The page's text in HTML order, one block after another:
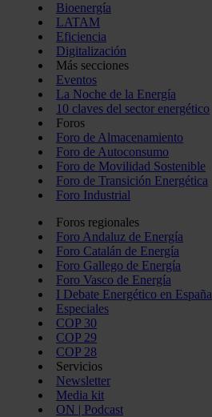
Bioenergía
LATAM
Eficiencia
Digitalización
Más secciones
Eventos
La Noche de la Energía
10 claves del sector energético
Foros
Foro de Almacenamiento
Foro de Autoconsumo
Foro de Movilidad Sostenible
Foro de Transición Energética
Foro Industrial
Foros regionales
Foro Andaluz de Energía
Foro Catalán de Energía
Foro Gallego de Energía
Foro Vasco de Energía
I Debate Energético en España
Especiales
COP 30
COP 29
COP 28
Servicios
Newsletter
Media kit
ON | Podcast